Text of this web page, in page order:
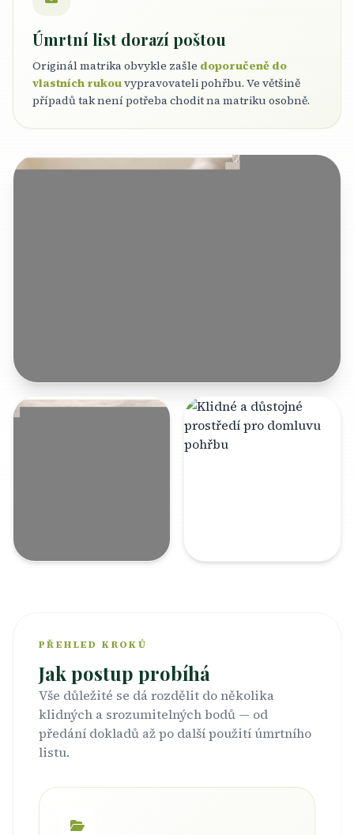
Úmrtní list dorazí poštou
Originál matrika obvykle zašle doporučeně do
vlastních rukouvypravovateli pohřbu. Ve většině
případů tak není potřeba chodit na matriku osobně.
PŘEHLED KROKŮ
Jak postup probíhá
Vše důležité se dá rozdělit do několika
klidných a srozumitelných bodů — od
předání dokladů až po další použití úmrtního
listu.